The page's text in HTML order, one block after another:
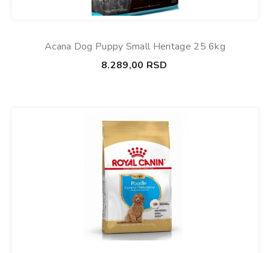
Acana Dog Puppy Small Heritage 25 6kg
8.289,00 RSD